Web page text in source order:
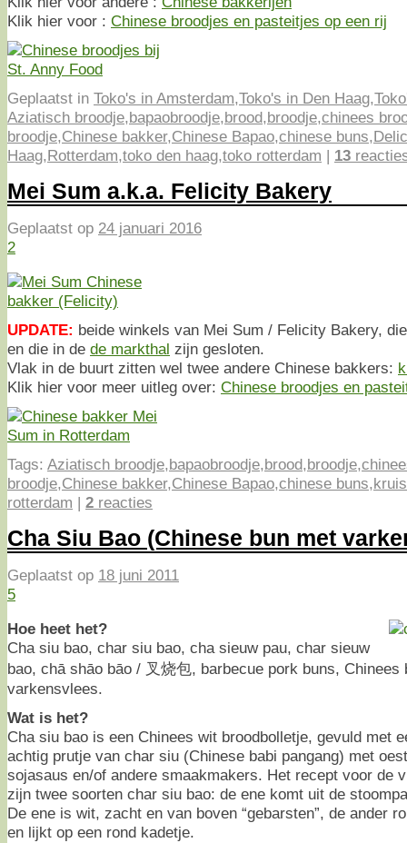
Klik hier voor : Chinese broodjes en pasteitjes op een rij
Geplaatst in Toko's in Amsterdam,Toko's in Den Haag,
Aziatisch broodje,bapaobroodje,brood,broodje,chinees
broodje,Chinese bakker,Chinese Bapao,chinese buns,
Haag,Rotterdam,toko den haag,toko rotterdam | 13
Mei Sum a.k.a. Felicity Bakery
Geplaatst op 24 januari 2016
2
UPDATE: beide winkels van Mei Sum / Felicity Bakery,
en die in de de markthal zijn gesloten.
Vlak in de buurt zitten wel twee andere Chinese bakkers:
Klik hier voor meer uitleg over: Chinese broodjes en
Tags: Aziatisch broodje,bapaobroodje,brood,broodje,
broodje,Chinese bakker,Chinese Bapao,chinese buns,
rotterdam | 2 reacties
Cha Siu Bao (Chinese bun met
Geplaatst op 18 juni 2011
5
Hoe heet het?
Cha siu bao, char siu bao, cha sieuw pau, char sieuw
bao, chā shāo bāo / 叉烧包, barbecue pork buns, Chinees
varkensvlees.
Wat is het?
Cha siu bao is een Chinees wit broodbolletje, gevuld met
achtig prutje van char siu (Chinese babi pangang) met
sojasaus en/of andere smaakmakers. Het recept voor de
zijn twee soorten char siu bao: de ene komt uit de
De ene is wit, zacht en van boven “gebarsten”, de ander
en lijkt op een rond kadetje.